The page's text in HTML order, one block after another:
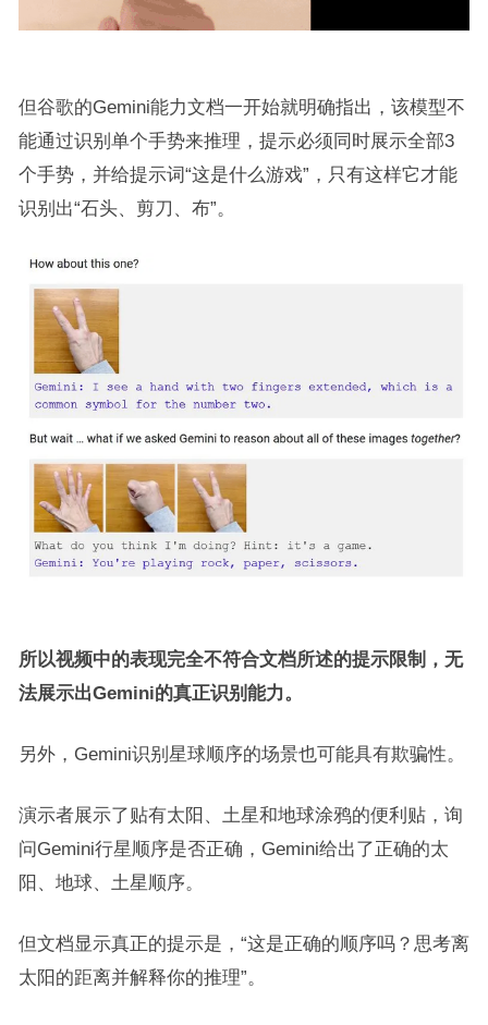
但谷歌的Gemini能力文档一开始就明确指出，该模型不
能通过识别单个手势来推理，提示必须同时展示全部3
个手势，并给提示词“这是什么游戏”，只有这样它才能
识别出“石头、剪刀、布”。
所以视频中的表现完全不符合文档所述的提示限制，无
法展示出Gemini的真正识别能力。
另外，Gemini识别星球顺序的场景也可能具有欺骗性。
演示者展示了贴有太阳、土星和地球涂鸦的便利贴，询
问Gemini行星顺序是否正确，Gemini给出了正确的太
阳、地球、土星顺序。
但文档显示真正的提示是，“这是正确的顺序吗？思考离
太阳的距离并解释你的推理”。